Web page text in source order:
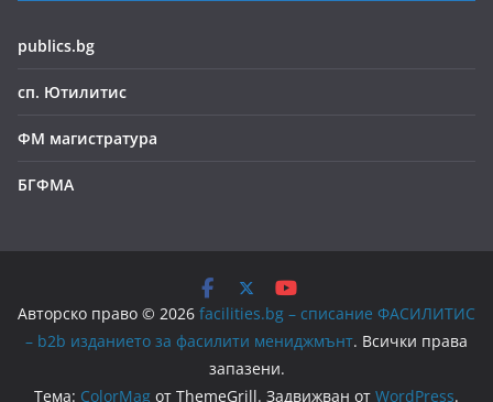
publics.bg
сп. Ютилитис
ФМ магистратура
БГФМА
Авторско право © 2026 facilities.bg – списание ФАСИЛИТИС
– b2b изданието за фасилити мениджмънт. Всички права
запазени.
Тема: ColorMag от ThemeGrill. Задвижван от WordPress.